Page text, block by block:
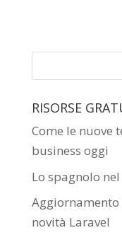
RISORSE
Come le nuove
business oggi
Lo spagnolo
Aggiornamento
novità Laravel